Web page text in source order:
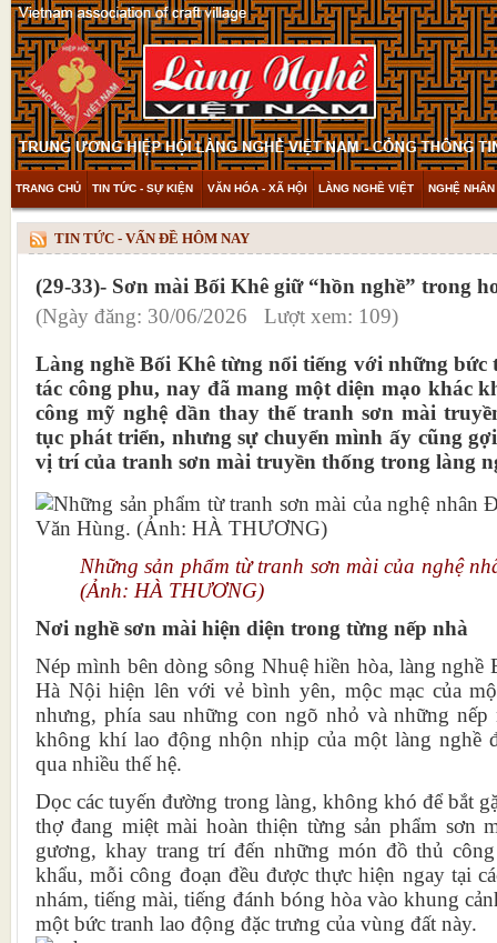
TRANG CHỦ TIN TỨC - SỰ KIỆN VĂN HÓA - XÃ HỘI LÀNG NGHỀ VIỆT NGHỆ
THAM KHẢO & KHÁM PHÁ VIDEO
TIN TỨC - VẤN ĐỀ HÔM NAY
(29-33)- Sơn mài Bối Khê giữ “hồn nghề” trong
(Ngày đăng: 30/06/2026 Lượt xem: 109)
Làng nghề Bối Khê từng nổi tiếng với những bức
tác công phu, nay đã mang một diện mạo khác
công mỹ nghệ dần thay thế tranh sơn mài
tục phát triển, nhưng sự chuyển mình ấy cũng
vị trí của tranh sơn mài truyền thống trong làng
Những sản phẩm từ tranh sơn mài của nghệ
(Ảnh: HÀ THƯƠNG)
Nơi nghề sơn mài hiện diện trong từng nếp nhà
Nép mình bên dòng sông Nhuệ hiền hòa, làng
Hà Nội hiện lên với vẻ bình yên, mộc mạc của
nhưng, phía sau những con ngõ nhỏ và những
không khí lao động nhộn nhịp của một làng nghề
qua nhiều thế hệ.
Dọc các tuyến đường trong làng, không khó để bắt
thợ đang miệt mài hoàn thiện từng sản phẩm sơn
gương, khay trang trí đến những món đồ thủ
khẩu, mỗi công đoạn đều được thực hiện ngay tại
nhám, tiếng mài, tiếng đánh bóng hòa vào khung
một bức tranh lao động đặc trưng của vùng đất này.